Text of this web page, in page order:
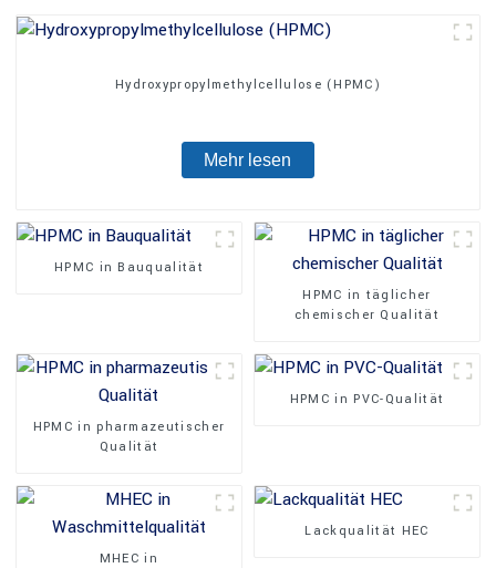
Hydroxypropylmethylcellulose (HPMC)
Mehr lesen
HPMC in Bauqualität
HPMC in täglicher
chemischer Qualität
HPMC in pharmazeutischer
Qualität
HPMC in PVC-Qualität
MHEC in
Lackqualität HEC